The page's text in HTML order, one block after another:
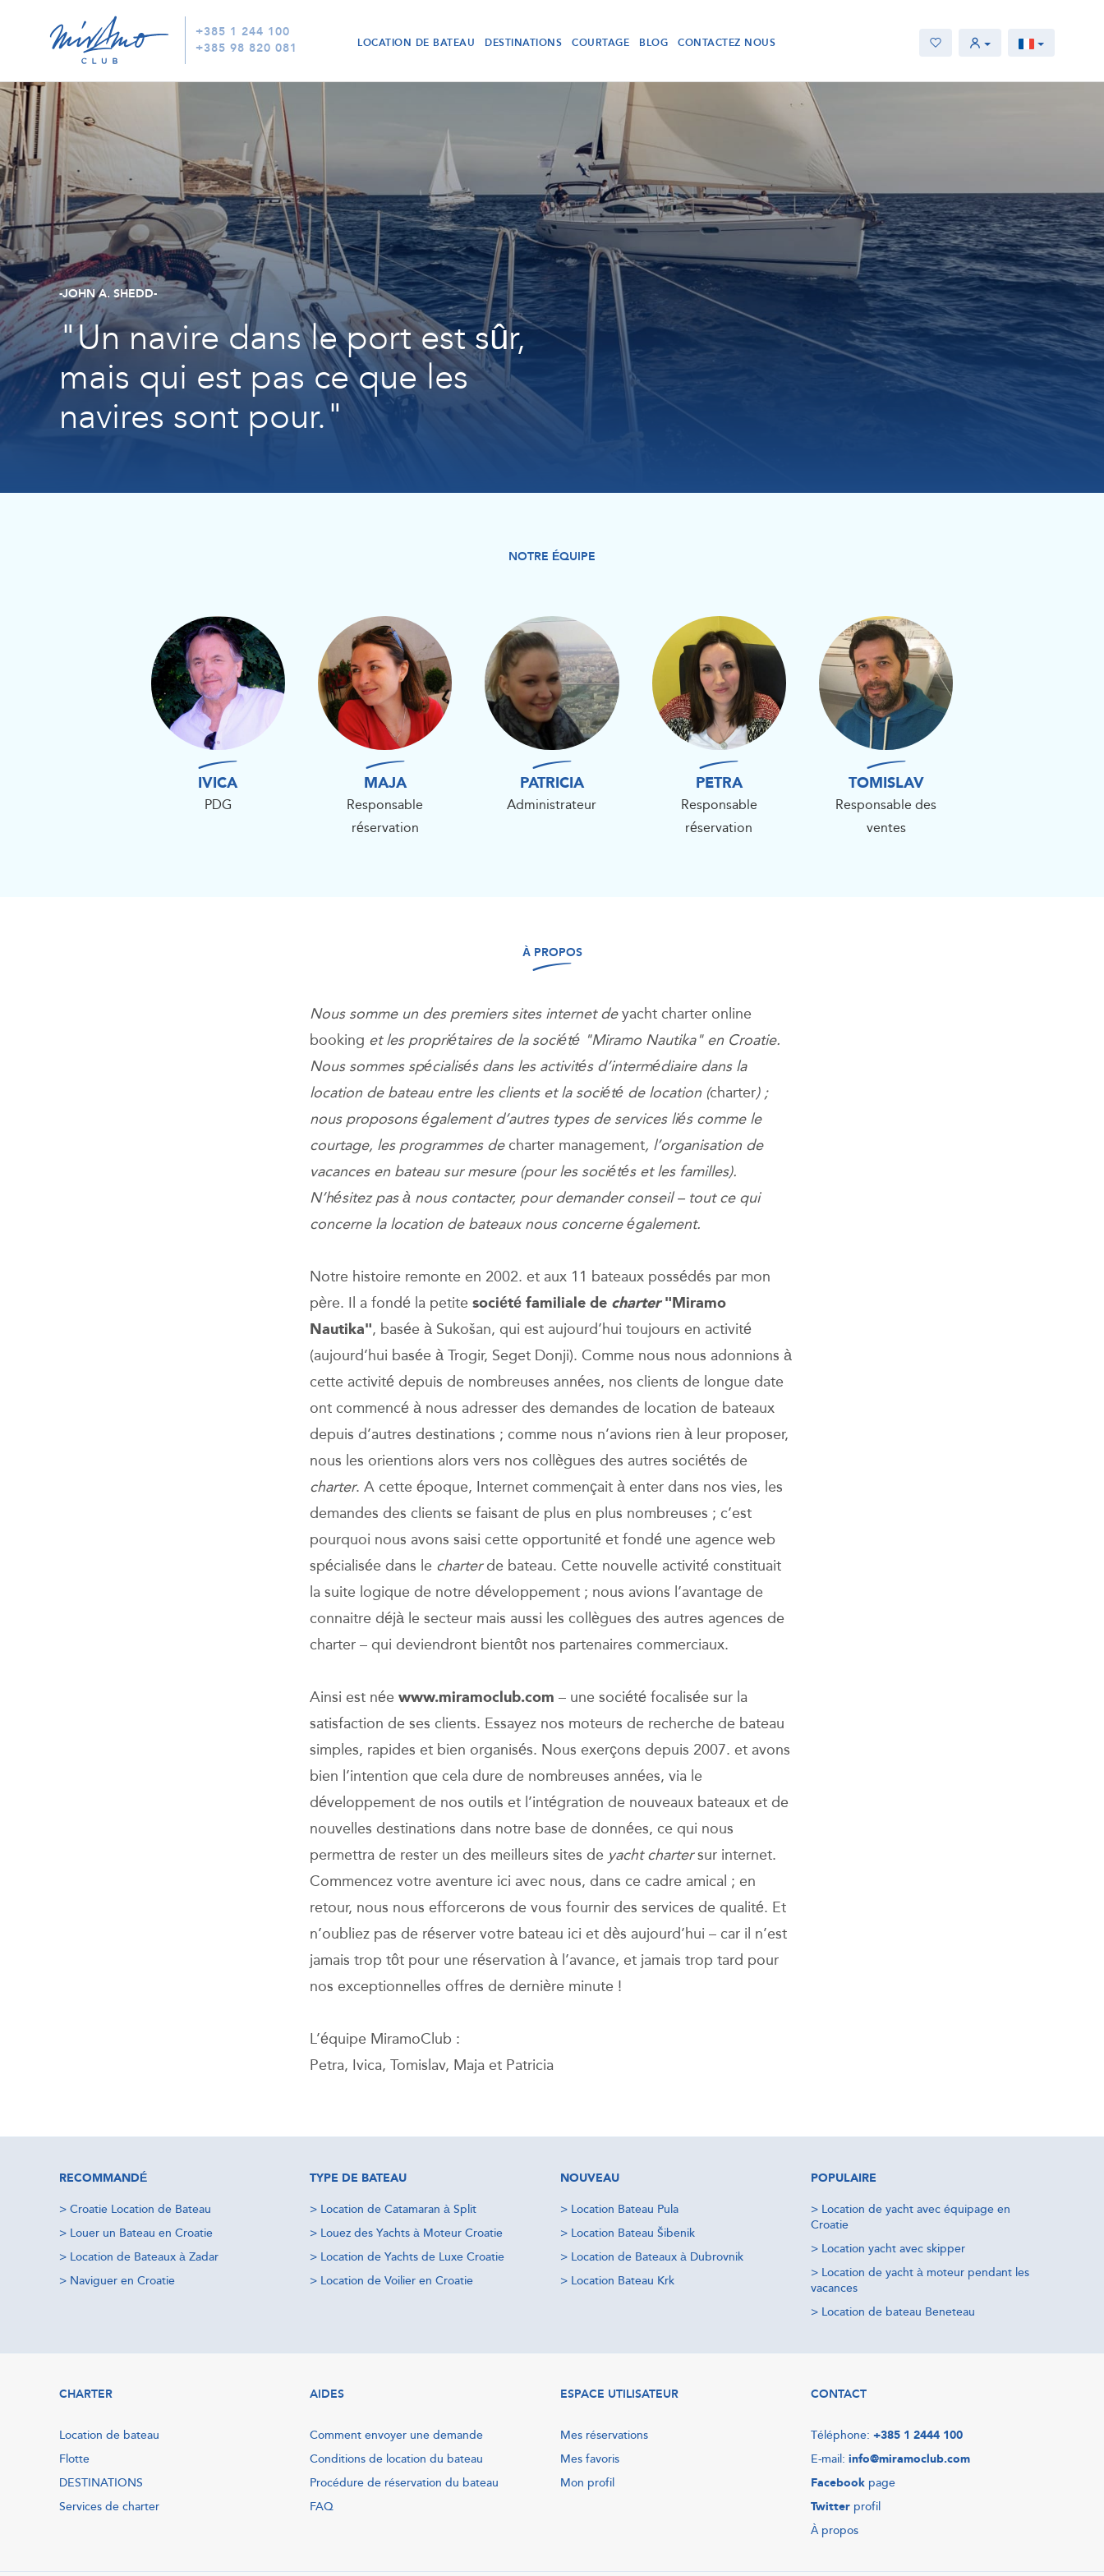
+385 1 244 100
+385 98 820 081
LOCATION DE BATEAU DESTINATIONS COURTAGE BLOG CONTACTEZ NOUS
-JOHN A. SHEDD-
"Un navire dans le port est sûr,
mais qui est pas ce que les
navires sont pour."
NOTRE ÉQUIPE
IVICA
PDG
MAJA
Responsable
réservation
PATRICIA
Administrateur
PETRA
Responsable
réservation
TOMISLAV
Responsable des
ventes
À PROPOS
Nous somme un des premiers sites internet deyacht charter online
booking et les propriétaires de la société "Miramo Nautika" en Croatie.
Nous sommes spécialisés dans les activités d’intermédiaire dans la
location de bateau entre les clients et la société de location (charter) ;
nous proposons également d’autres types de services liés comme le
courtage, les programmes decharter management, l’organisation de
vacances en bateau sur mesure (pour les sociétés et les familles).
N’hésitez pas à nous contacter, pour demander conseil – tout ce qui
concerne la location de bateaux nous concerne également.
Notre histoire remonte en 2002. et aux 11 bateaux possédés par mon
père. Il a fondé la petite société familiale de charter"Miramo
Nautika", basée à Sukošan, qui est aujourd’hui toujours en activité
(aujourd’hui basée à Trogir, Seget Donji). Comme nous nous adonnions à
cette activité depuis de nombreuses années, nos clients de longue date
ont commencé à nous adresser des demandes de location de bateaux
depuis d’autres destinations ; comme nous n’avions rien à leur proposer,
nous les orientions alors vers nos collègues des autres sociétés de
charter. A cette époque, Internet commençait à enter dans nos vies, les
demandes des clients se faisant de plus en plus nombreuses ; c’est
pourquoi nous avons saisi cette opportunité et fondé une agence web
spécialisée dans le charterde bateau. Cette nouvelle activité constituait
la suite logique de notre développement ; nous avions l’avantage de
connaitre déjà le secteur mais aussi les collègues des autres agences de
charter – qui deviendront bientôt nos partenaires commerciaux.
Ainsi est née www.miramoclub.com – une société focalisée sur la
satisfaction de ses clients. Essayez nos moteurs de recherche de bateau
simples, rapides et bien organisés. Nous exerçons depuis 2007. et avons
bien l’intention que cela dure de nombreuses années, via le
développement de nos outils et l’intégration de nouveaux bateaux et de
nouvelles destinations dans notre base de données, ce qui nous
permettra de rester un des meilleurs sites de yacht chartersur internet.
Commencez votre aventure ici avec nous, dans ce cadre amical ; en
retour, nous nous efforcerons de vous fournir des services de qualité. Et
n’oubliez pas de réserver votre bateau ici et dès aujourd’hui – car il n’est
jamais trop tôt pour une réservation à l’avance, et jamais trop tard pour
nos exceptionnelles offres de dernière minute !
L’équipe MiramoClub :
Petra, Ivica, Tomislav, Maja et Patricia
RECOMMANDÉ
> Croatie Location de Bateau
> Louer un Bateau en Croatie
> Location de Bateaux à Zadar
> Naviguer en Croatie
TYPE DE BATEAU
> Location de Catamaran à Split
> Louez des Yachts à Moteur Croatie
> Location de Yachts de Luxe Croatie
> Location de Voilier en Croatie
NOUVEAU
> Location Bateau Pula
> Location Bateau Šibenik
> Location de Bateaux à Dubrovnik
> Location Bateau Krk
POPULAIRE
> Location de yacht avec équipage en
Croatie
> Location yacht avec skipper
> Location de yacht à moteur pendant les
vacances
> Location de bateau Beneteau
CHARTER
Location de bateau
Flotte
DESTINATIONS
Services de charter
AIDES
Comment envoyer une demande
Conditions de location du bateau
Procédure de réservation du bateau
FAQ
ESPACE UTILISATEUR
Mes réservations
Mes favoris
Mon profil
CONTACT
Téléphone: +385 1 2444 100
E-mail: info@miramoclub.com
Facebook page
Twitter profil
À propos